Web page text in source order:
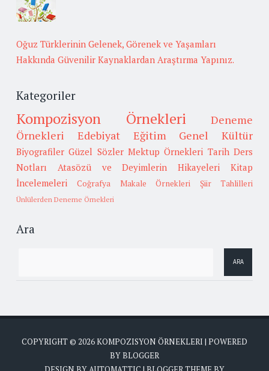
Oğuz Türklerinin Gelenek, Görenek ve Yaşamları
Hakkında Güvenilir Kaynaklardan Araştırma Yapınız.
Kategoriler
Kompozisyon Örnekleri
Deneme
Örnekleri
Edebiyat Eğitim Genel Kültür
Biyografiler Güzel Sözler Mektup Örnekleri Tarih Ders
Notları
Atasözü ve Deyimlerin Hikayeleri
Kitap
İncelemeleri
Coğrafya Makale Örnekleri Şiir Tahlilleri
Ünlülerden Deneme Örnekleri
Ara
COPYRIGHT © 2026KOMPOZISYON ÖRNEKLERI | POWERED
BYBLOGGER